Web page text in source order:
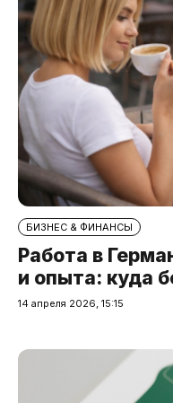
БИЗНЕС & ФИНАНСЫ
Работа в
и опыта: куда
14 апреля 2026, 15:15